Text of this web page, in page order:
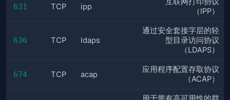
631 TCP ipp
（IPP）
636 TCP ldaps
通过安全套接字层的轻
型目录访问协议
（LDAPS）
674 TCP acap
应用程序配置存取协议
（ACAP）